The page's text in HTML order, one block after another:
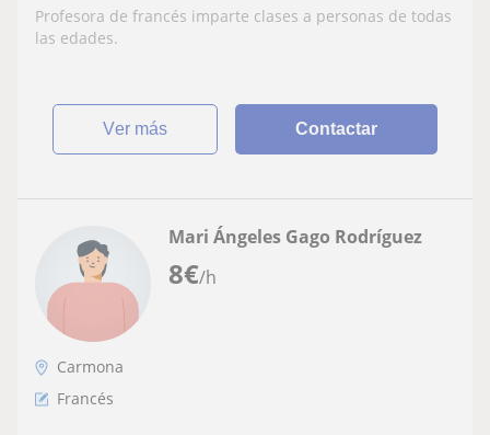
Profesora de francés imparte clases a personas de todas
las edades.
ver más Contactar
8€/h
Mari Ángeles Gago Rodríguez
Carmona
Francés